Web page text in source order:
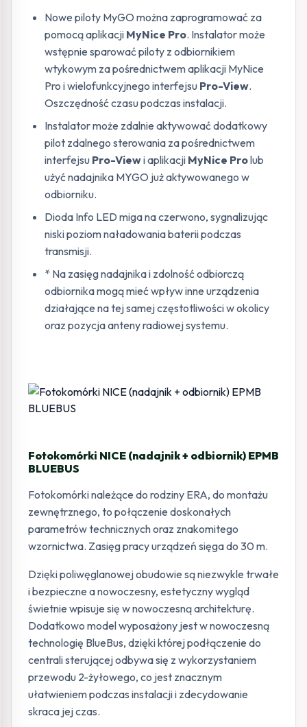
Nowe piloty MyGO można zaprogramować za
pomocą aplikacji MyNice Pro. Instalator może
wstępnie sparować piloty z odbiornikiem
wtykowym za pośrednictwem aplikacji MyNice
Pro i wielofunkcyjnego interfejsu Pro-View.
Oszczędność czasu podczas instalacji.
Instalator może zdalnie aktywować dodatkowy
pilot zdalnego sterowania za pośrednictwem
interfejsu Pro-Viewi aplikacji MyNice Prolub
użyć nadajnika MYGO już aktywowanego w
odbiorniku.
Dioda Info LED miga na czerwono, sygnalizując
niski poziom naładowania baterii podczas
transmisji.
* Na zasięg nadajnika i zdolność odbiorczą
odbiornika mogą mieć wpływ inne urządzenia
działające na tej samej częstotliwości w okolicy
oraz pozycja anteny radiowej systemu.
Fotokomórki NICE (nadajnik + odbiornik) EPMB
BLUEBUS
Fotokomórki należące do rodziny ERA, do montażu
zewnętrznego, to połączenie doskonałych
parametrów technicznych oraz znakomitego
wzornictwa. Zasięg pracy urządzeń sięga do 30 m.
Dzięki poliwęglanowej obudowie są niezwykle trwałe
i bezpieczne a nowoczesny, estetyczny wygląd
świetnie wpisuje się w nowoczesną architekturę.
Dodatkowo model wyposażony jest w nowoczesną
technologię BlueBus, dzięki której podłączenie do
centrali sterującej odbywa się z wykorzystaniem
przewodu 2-żyłowego, co jest znacznym
ułatwieniem podczas instalacji i zdecydowanie
skraca jej czas.